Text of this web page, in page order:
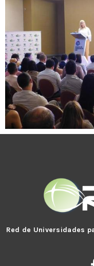
Red de Universidades